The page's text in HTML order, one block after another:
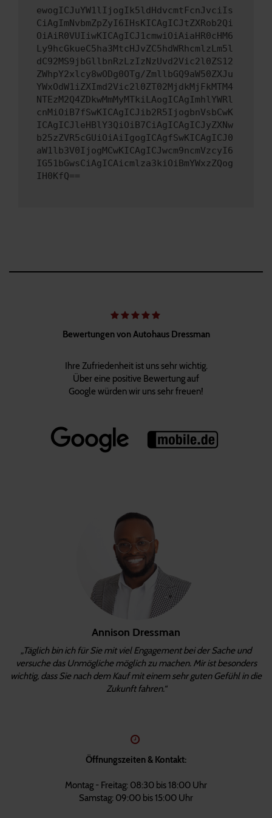
ewogICJuYW1lIjogIk5ldHdvcmtFcnJvciIs
CiAgImNvbmZpZyI6IHsKICAgICJtZXRob2Qi
OiAiR0VUIiwKICAgICJ1cmwiOiAiaHR0cHM6
Ly9hcGkueC5ha3MtcHJvZC5hdWRhcmlzLm5l
dC92MS9jbGllbnRzLzIzNzUvd2Vic2l0ZS12
ZWhpY2xlcy8wODg0OTg/ZmllbGQ9aW50ZXJu
YWxOdW1iZXImd2Vic2l0ZT02MjdkMjFkMTM4
NTEzM2Q4ZDkwMmMyMTkiLAogICAgImhlYWRl
cnMiOiB7fSwKICAgICJib2R5IjogbnVsbCwK
ICAgICJleHBlY3QiOiB7CiAgICAgICJyZXNw
b25zZVR5cGUiOiAiIgogICAgfSwKICAgICJ0
aW1lb3V0IjogMCwKICAgICJwcm9ncmVzcyI6
IG51bGwsCiAgICAicmlza3kiOiBmYWxzZQog
IH0KfQ==
Bewertungen von Autohaus Dressman
Ihre Zufriedenheit ist uns sehr wichtig.
Über eine positive Bewertung auf
Google würden wir uns sehr freuen!
Annison Dressman
„Täglich bin ich für Sie mit viel Engagement bei der Sache und
versuche das Unmögliche möglich zu machen. Mir ist besonders
wichtig, dass Sie nach dem Kauf mit einem sehr guten Gefühl in die
Zukunft fahren.“
Öffnungszeiten & Kontakt:
Montag - Freitag: 08:30 bis 18:00 Uhr
Samstag: 09:00 bis 15:00 Uhr